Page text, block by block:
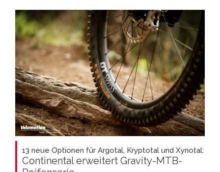
13 neue Optionen für Argotal, Kryptotal und Xynotal:
Continental erweitert Gravity-MTB-